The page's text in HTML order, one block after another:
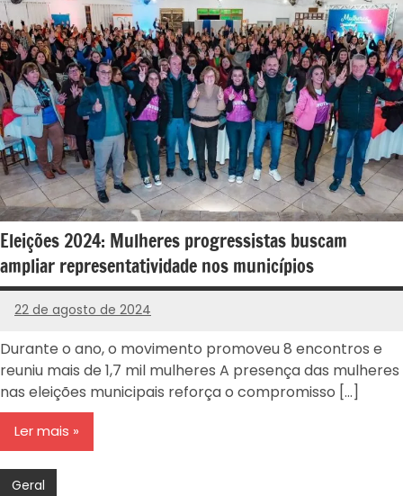
Eleições 2024: Mulheres progressistas buscam
ampliar representatividade nos municípios
22 de agosto de 2024
PROGRESSISTAS
-
RS
Durante o ano, o movimento promoveu 8 encontros e
reuniu mais de 1,7 mil mulheres A presença das mulheres
nas eleições municipais reforça o compromisso […]
Ler mais
Geral